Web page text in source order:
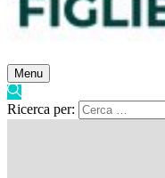
Menu
Ricerca per: